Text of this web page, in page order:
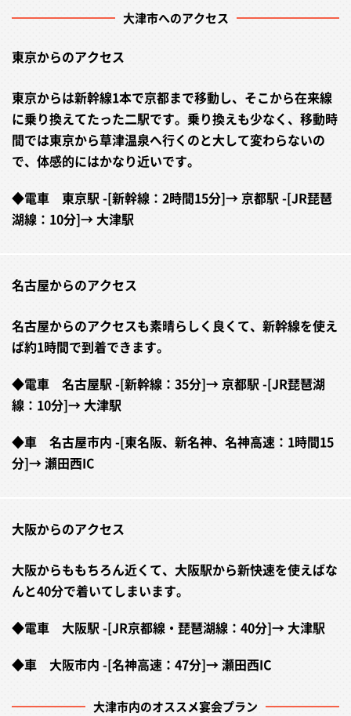
大津市へのアクセス
東京からのアクセス
東京からは新幹線1本で京都まで移動し、そこから在来線
に乗り換えてたった二駅です。乗り換えも少なく、移動時
間では東京から草津温泉へ行くのと大して変わらないの
で、体感的にはかなり近いです。
◆電車 東京駅 -[新幹線：2時間15分]→ 京都駅 -[JR琵琶
湖線：10分]→ 大津駅
名古屋からのアクセス
名古屋からのアクセスも素晴らしく良くて、新幹線を使え
ば約1時間で到着できます。
◆電車 名古屋駅 -[新幹線：35分]→ 京都駅 -[JR琵琶湖
線：10分]→ 大津駅
◆車 名古屋市内 -[東名阪、新名神、名神高速：1時間15
分]→ 瀬田西IC
大阪からのアクセス
大阪からももちろん近くて、大阪駅から新快速を使えばな
んと40分で着いてしまいます。
◆電車 大阪駅 -[JR京都線・琵琶湖線：40分]→ 大津駅
◆車 大阪市内 -[名神高速：47分]→ 瀬田西IC
大津市内のオススメ宴会プラン